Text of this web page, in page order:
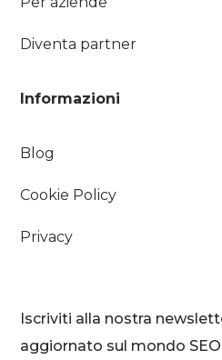
Diventa partner
Informazioni
Blog
Cookie Policy
Privacy
Iscriviti alla nostra
aggiornato sul mondo